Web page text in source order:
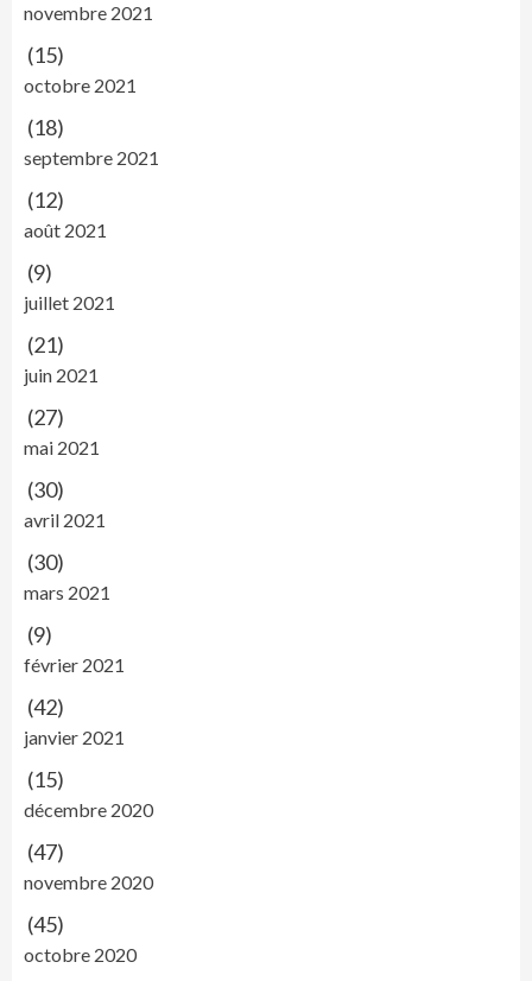
novembre 2021
(15)
octobre 2021
(18)
septembre 2021
(12)
août 2021
(9)
juillet 2021
(21)
juin 2021
(27)
mai 2021
(30)
avril 2021
(30)
mars 2021
(9)
février 2021
(42)
janvier 2021
(15)
décembre 2020
(47)
novembre 2020
(45)
octobre 2020